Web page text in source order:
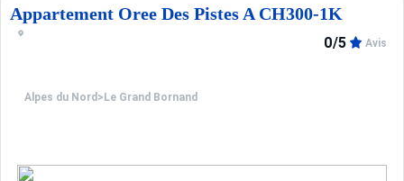
****Environnement****
Appartement Oree Des Pistes A CH300-1K
Alpes du Nord > Le Grand Bornand
0/5 Avis